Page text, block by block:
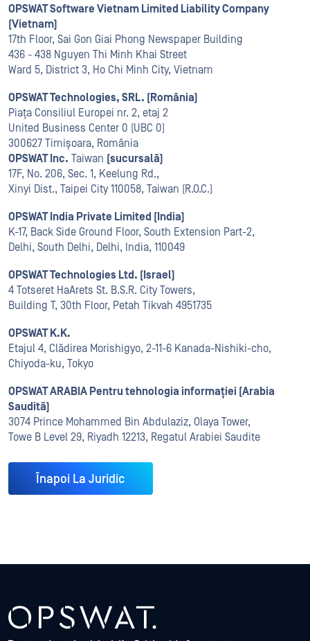
OPSWAT Software Vietnam Limited Liability Company
(Vietnam)
17th Floor, Sai Gon Giai Phong Newspaper Building
436 - 438 Nguyen Thi Minh Khai Street
Ward 5, District 3, Ho Chi Minh City, Vietnam
OPSWAT Technologies, SRL. (România)
Piața Consiliul Europei nr. 2, etaj 2
United Business Center 0 (UBC 0)
300627 Timișoara, România
OPSWAT Inc. Taiwan (sucursală)
17F, No. 206, Sec. 1, Keelung Rd.,
Xinyi Dist., Taipei City 110058, Taiwan (R.O.C.)
OPSWAT India Private Limited (India)
K-17, Back Side Ground Floor, South Extension Part-2,
Delhi, South Delhi, Delhi, India, 110049
OPSWAT Technologies Ltd. (Israel)
4 Totseret HaArets St. B.S.R. City Towers,
Building T, 30th Floor, Petah Tikvah 4951735
OPSWAT K.K.
Etajul 4, Clădirea Morishigyo, 2-11-6 Kanada-Nishiki-cho,
Chiyoda-ku, Tokyo
OPSWAT ARABIA Pentru tehnologia informației (Arabia
Saudită)
3074 Prince Mohammed Bin Abdulaziz, Olaya Tower,
Towe B Level 29, Riyadh 12213, Regatul Arabiei Saudite
Înapoi La Juridic